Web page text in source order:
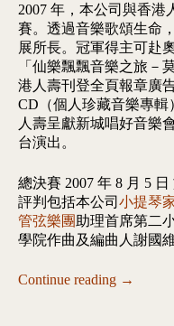
2007 年，本公司與香港
賽。透過音樂歌頌生命
展所長。冠軍得主可赴
「仙樂飄飄音樂之旅－
港人壽刊登全頁報章廣
CD（個人珍藏音樂專輯
人壽呈獻新城唱好音樂
台演出。
總決賽 2007 年 8 月 5
評判包括本公司 小提琴
管弦樂團 助理首席第二
學院作曲及編曲人謝國維
Continue reading →